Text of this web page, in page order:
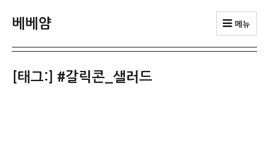
베베얌 메뉴
[태그:] #갈릭콘_샐러드